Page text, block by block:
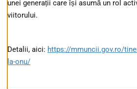
unei generații care își asumă un rol
viitorului.
Detalii, aici: https://mmuncii.gov.ro/
la-onu/